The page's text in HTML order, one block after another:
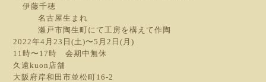
伊藤千穂
名古屋生まれ
瀬戸市陶生町にて工房を構えて作陶
2022年4月23日(土)〜5月2日(月)
11時〜17時 会期中無休
久遠kuon店舗
大阪府岸和田市並松町16-2